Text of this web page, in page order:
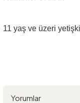
11 yaş ve üzeri
Yorumlar